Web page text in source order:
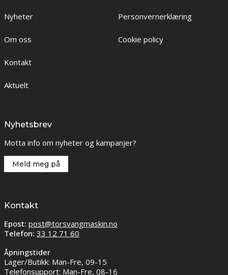
Nyheter
Om oss
Kontakt
Aktuelt
Personvernerklæring
Cookie policy
Nyhetsbrev
Motta info om nyheter og kampanjer?
Meld meg på
Kontakt
Epost: post@torsvangmaskin.no
Telefon: 33 12 71 60
Åpningstider
Lager/Butikk: Man-Fre, 09-15
Telefonsupport: Man-Fre, 08-16